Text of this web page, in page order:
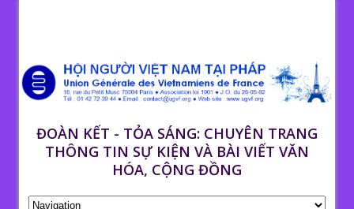
ĐOÀN KẾT - TỎA SÁNG: CHUYÊN TRANG
THÔNG TIN SỰ KIỆN VÀ BÀI VIẾT VĂN
HÓA, CỘNG ĐỒNG